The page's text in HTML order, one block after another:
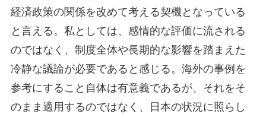
経済政策の関係を改めて考える契機となっている
と言える。私としては、感情的な評価に流される
のではなく、制度全体や長期的な影響を踏まえた
冷静な議論が必要であると感じる。海外の事例を
参考にすること自体は有意義であるが、それをそ
のまま適用するのではなく、日本の状況に照らし